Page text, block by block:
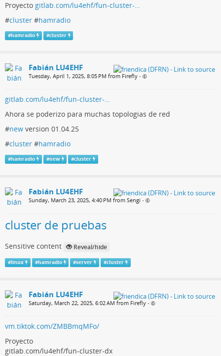
Proyecto gitlab.com/lu4ehf/fun-cluster-…
#cluster #hamradio
#hamradio #cluster
Fabián LU4EHF
Tuesday, April 1, 2025, 8:05 PM from Firefly •
gitlab.com/lu4ehf/fun-cluster-…
Ahora se poderizo para muchas topologias de red
#new version 01.04.25
#cluster #hamradio
#hamradio #new #cluster
Fabián LU4EHF
Sunday, March 23, 2025, 4:40 PM from Sengi •
cluster de pruebas
Sensitive content Reveal/hide
#linux #hamradio #server #cluster
Fabián LU4EHF
Saturday, March 22, 2025, 6:02 AM from Firefly •
vm.tiktok.com/ZMBBmqMFo/
Proyecto
gitlab.com/lu4ehf/fun-cluster-dx